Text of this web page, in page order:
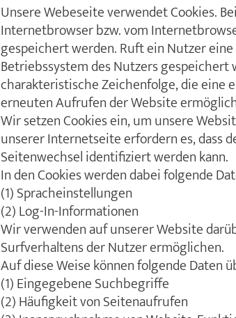
Unsere Webeseite verwendet Cookies.
Internetbrowser bzw. vom
gespeichert werden. Ruft ein Nutzer
Betriebssystem des Nutzers
charakteristische Zeichenfolge, die eine
erneuten Aufrufen der Website
Wir setzen Cookies ein, um unsere
unserer Internetseite erfordern es, dass
Seitenwechsel identifiziert werden kann.
In den Cookies werden dabei folgende
(1) Spracheinstellungen
(2) Log-In-Informationen
Wir verwenden auf unserer Website
Surfverhaltens der Nutzer ermöglichen.
Auf diese Weise können folgende Daten
(1) Eingegebene Suchbegriffe
(2) Häufigkeit von Seitenaufrufen